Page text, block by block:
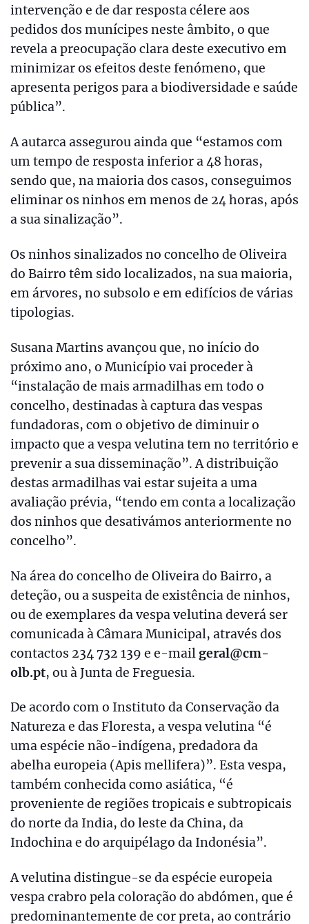
intervenção e de dar resposta célere aos
pedidos dos munícipes neste âmbito, o que
revela a preocupação clara deste executivo em
minimizar os efeitos deste fenómeno, que
apresenta perigos para a biodiversidade e saúde
pública”.
A autarca assegurou ainda que “estamos com
um tempo de resposta inferior a 48 horas,
sendo que, na maioria dos casos, conseguimos
eliminar os ninhos em menos de 24 horas, após
a sua sinalização”.
Os ninhos sinalizados no concelho de Oliveira
do Bairro têm sido localizados, na sua maioria,
em árvores, no subsolo e em edifícios de várias
tipologias.
Susana Martins avançou que, no início do
próximo ano, o Município vai proceder à
“instalação de mais armadilhas em todo o
concelho, destinadas à captura das vespas
fundadoras, com o objetivo de diminuir o
impacto que a vespa velutina tem no território e
prevenir a sua disseminação”. A distribuição
destas armadilhas vai estar sujeita a uma
avaliação prévia, “tendo em conta a localização
dos ninhos que desativámos anteriormente no
concelho”.
Na área do concelho de Oliveira do Bairro, a
deteção, ou a suspeita de existência de ninhos,
ou de exemplares da vespa velutina deverá ser
comunicada à Câmara Municipal, através dos
contactos 234 732 139 e e-mail geral@cm-
olb.pt, ou à Junta de Freguesia.
De acordo com o Instituto da Conservação da
Natureza e das Floresta, a vespa velutina “é
uma espécie não-indígena, predadora da
abelha europeia (Apis mellifera)”. Esta vespa,
também conhecida como asiática, “é
proveniente de regiões tropicais e subtropicais
do norte da India, do leste da China, da
Indochina e do arquipélago da Indonésia”.
A velutina distingue-se da espécie europeia
vespa crabro pela coloração do abdómen, que é
predominantemente de cor preta, ao contrário